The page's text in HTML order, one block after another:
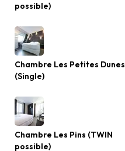
possible)
Chambre Les Petites Dunes
(Single)
Chambre Les Pins (TWIN
possible)